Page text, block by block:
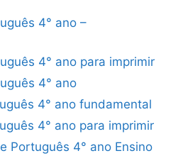
4° ano –
4° ano para imprimir
4° ano
4° ano fundamental
4° ano para imprimir
Português 4° ano Ensino